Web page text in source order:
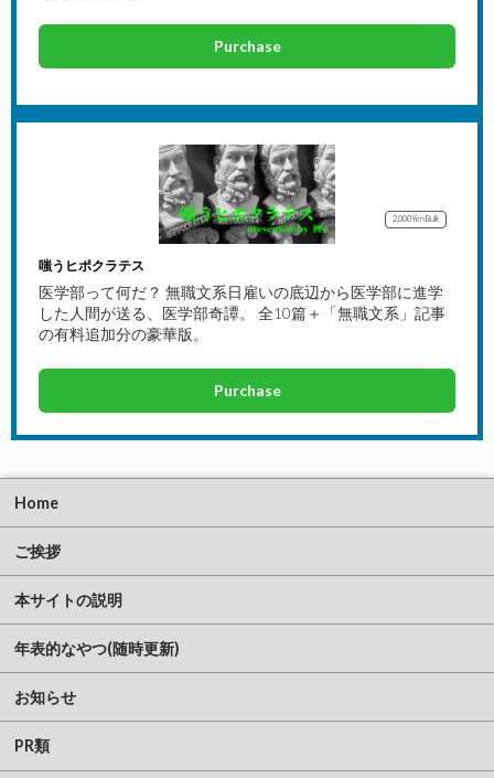
Purchase
2,000YenBulk
嗤うヒポクラテス
医学部って何だ？ 無職文系日雇いの底辺から医学部に進学
した人間が送る、医学部奇譚。 全10篇＋「無職文系」記事
の有料追加分の豪華版。
Purchase
Home
ご挨拶
本サイトの説明
年表的なやつ(随時更新)
お知らせ
PR類